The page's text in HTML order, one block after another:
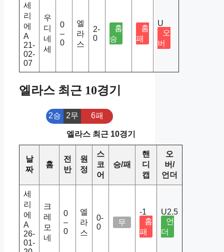
세
리
에
A
21-
02-
07
우
디
네
세
0
–
0
엘
라
스
2-
0
홈
승
홈
패
U
오
버
엘라스 최근 10경기
2승 2무 6패
엘라스 최근 10경기
날
짜
홈
전
반
원
정
스
코
어
승/패
핸
디
캡
오
버/
언더
세
리
에
A
26-
01-
크
레
모
네
0
–
0
엘
라
스
0-
0
무
-1
홈
패
U2.5
언
더